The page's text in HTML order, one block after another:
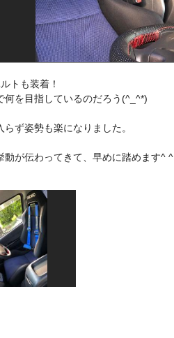
トも装着！
何を目指しているのだろう(^_^*)
らず姿勢も楽になりました。
動が伝わってきて、早めに踏めます^ ^